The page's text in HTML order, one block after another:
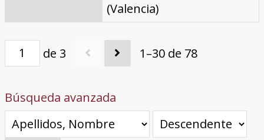
(Valencia)
de 3 1–30 de 78
Búsqueda avanzada